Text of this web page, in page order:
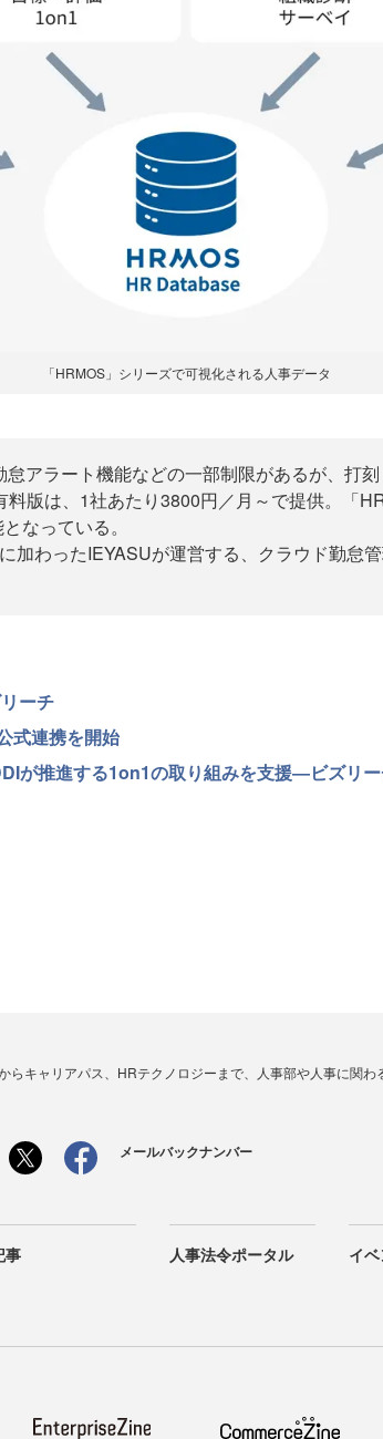
「HRMOS」シリーズで可視化される人事データ
アラート機能などの一部制限があるが、打
版は、1社あたり3800円／月～で提供。「
なっている。
加わったIEYASUが運営する、クラウド勤怠
ーチ
式連携を開始
が推進する1on1の取り組みを支援―ビズリ
らキャリアパス、HRテクノロジーまで、人事部や人事に関
メールバックナンバー
事 人事法令ポータル イ